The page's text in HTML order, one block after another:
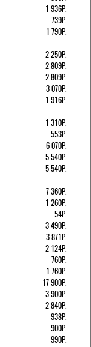
1 936Р.
739Р.
1 790Р.
2 250Р.
2 809Р.
2 809Р.
3 070Р.
1 916Р.
1 310Р.
553Р.
6 070Р.
5 540Р.
5 540Р.
7 360Р.
1 260Р.
54Р.
3 490Р.
3 871Р.
2 124Р.
760Р.
1 760Р.
17 900Р.
3 900Р.
2 840Р.
938Р.
900Р.
990Р.